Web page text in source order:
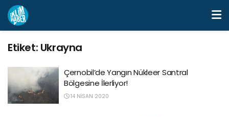
Etiket: Ukrayna
Çernobil’de Yangın Nükleer Santral
Bölgesine İlerliyor!
14 NISAN 2020